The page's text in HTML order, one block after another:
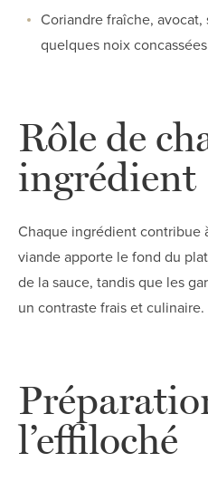
Coriandre fraîche,
quelques noix
Rôle de
ingrédient
Chaque ingrédient contribue
viande apporte le fond du
de la sauce, tandis que les
un contraste frais et culinaire.
l’effiloché